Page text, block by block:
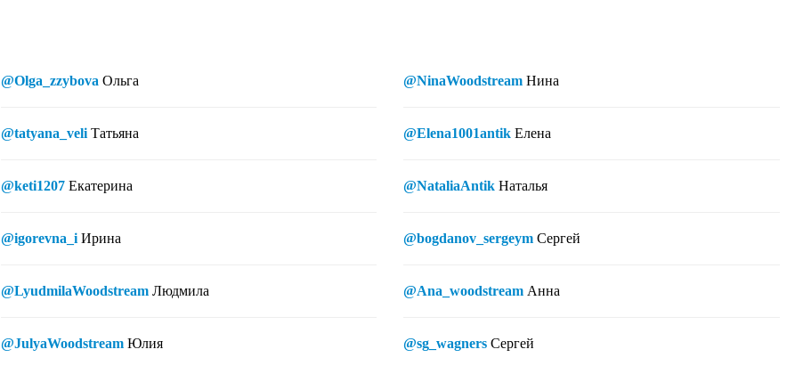
@Olga_zzybova Ольга
@tatyana_veli Татьяна
@keti1207 Екатерина
@igorevna_i Ирина
@LyudmilaWoodstream Людмила
@JulyaWoodstream Юлия
@NinaWoodstream Нина
@Elena1001antik Елена
@NataliaAntik Наталья
@bogdanov_sergeym Сергей
@Ana_woodstream Анна
@sg_wagners Сергей